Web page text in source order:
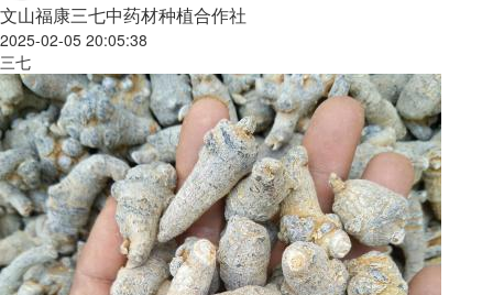
文山福康三七中药材种植合作社
2025-02-05 20:05:38
三七